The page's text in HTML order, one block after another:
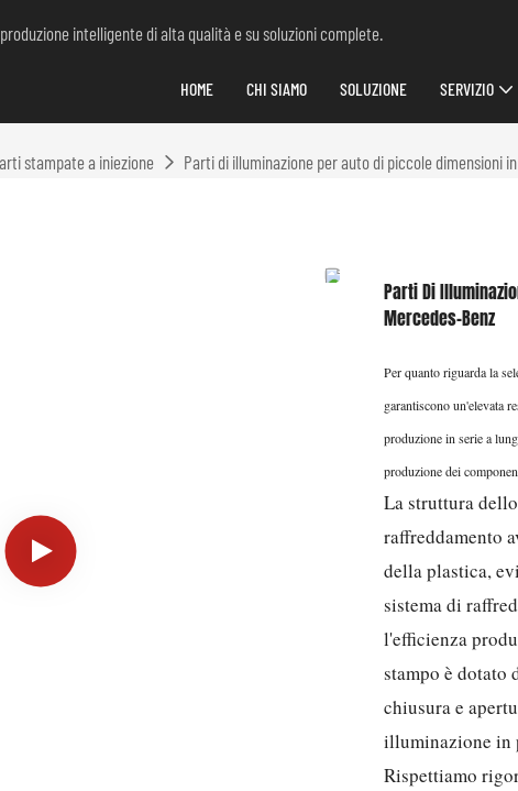
intelligente di alta qualità e su soluzioni complete.
HOME CHI SIAMO SOLUZIONE SERVIZIO
stampate a iniezione Parti di illuminazione per auto di piccole dimensioni
Parti Di
Mercedes-Benz
Per quanto riguarda la
garantiscono un'elevata
produzione in serie a
produzione dei
La struttura
raffreddamento
della plastica,
sistema di
l'efficienza
stampo è dotato
chiusura e
illuminazione in
Rispettiamo